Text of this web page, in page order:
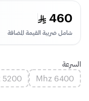
460
شامل ضريبة القيمة المضافة
السرعة
6400 Mhz
5200 Mhz